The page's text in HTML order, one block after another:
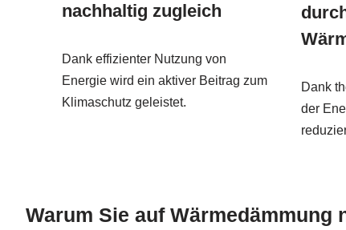
nachhaltig zugleich
Dank effizienter Nutzung von
Energie wird ein aktiver Beitrag zum
Klimaschutz geleistet.
Dank
der
Warum Sie auf